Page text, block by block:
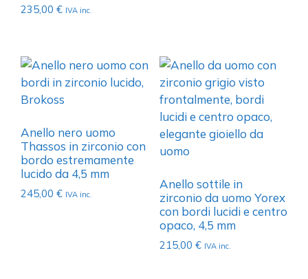
235,00 € IVA inc.
Anello nero uomo
Thassos in zirconio con
bordo estremamente
lucido da 4,5 mm
245,00 € IVA inc.
Anello sottile in
zirconio da uomo Yorex
con bordi lucidi e centro
opaco, 4,5 mm
215,00 € IVA inc.